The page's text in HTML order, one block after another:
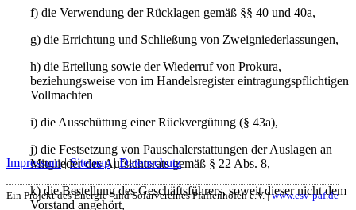
f) die Verwendung der Rücklagen gemäß §§ 40 und 40a,
g) die Errichtung und Schließung von Zweigniederlassungen,
h) die Erteilung sowie der Wiederruf von Prokura,
beziehungsweise von im Handelsregister eintragungspflichtigen
Vollmachten
i) die Ausschüttung einer Rückvergütung (§ 43a),
j) die Festsetzung von Pauschalerstattungen der Auslagen an
Mitglieder des Aufsichtsrats gemäß § 22 Abs. 8,
k) die Bestellung des Geschäftsführers, soweit dieser nicht dem
Vorstand angehört,
Ein Projekt des Energie- und Solarvereines Pfaffenhofen e.V. |www.esv-paf.de
Impressum | Sitemap | Datenschutz